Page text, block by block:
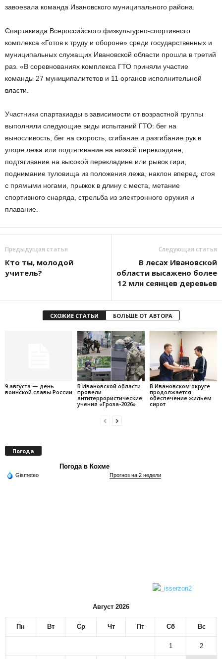
завоевала команда Ивановского муниципального района.
Спартакиада Всероссийского физкультурно-спортивного
комплекса «Готов к труду и обороне» среди государственных и
муниципальных служащих Ивановской области прошла в третий
раз. «В соревнованиях комплекса ГТО приняли участие
команды 27 муниципалитетов и 11 органов исполнительной
власти.
Участники спартакиады в зависимости от возрастной группы
выполняли следующие виды испытаний ГТО: бег на
выносливость, бег на скорость, сгибание и разгибание рук в
упоре лежа или подтягивание на низкой перекладине,
подтягивание на высокой перекладине или рывок гири,
поднимание туловища из положения лежа, наклон вперед, стоя
с прямыми ногами, прыжок в длину с места, метание
спортивного снаряда, стрельба из электронного оружия и
плавание.
Предыдущая статья
Кто ты, молодой
учитель?
Следующая статья
В лесах Ивановской
области высажено более
12 млн сеянцев деревьев
СХОЖИЕ СТАТЬИ БОЛЬШЕ ОТ АВТОРА
9 августа — день
воинской славы России
В Ивановской области
провели
антитеррористические
учения «Гроза-2026»
В Ивановском округе
продолжается
обеспечение жильем
сирот
Погода
Погода в Кохме
Gismeteo Прогноз на 2 недели
Август 2026
Пн Вт Ср Чт Пт Сб Вс
1 2